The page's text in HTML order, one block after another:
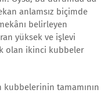
anlamsız biçimde
belirleyen
yüksek ve işlevi
olan ikinci kubbeler
kubbelerinin tamamının